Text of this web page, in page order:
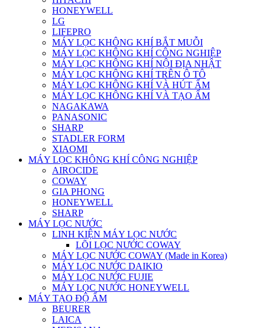
HONEYWELL
LG
LIFEPRO
MÁY LỌC KHÔNG KHÍ BẮT MUỖI
MÁY LỌC KHÔNG KHÍ CÔNG NGHIỆP
MÁY LỌC KHÔNG KHÍ NỘI ĐỊA NHẬT
MÁY LỌC KHÔNG KHÍ TRÊN Ô TÔ
MÁY LỌC KHÔNG KHÍ VÀ HÚT ẨM
MÁY LỌC KHÔNG KHÍ VÀ TẠO ẨM
NAGAKAWA
PANASONIC
SHARP
STADLER FORM
XIAOMI
MÁY LỌC KHÔNG KHÍ CÔNG NGHIỆP
AIROCIDE
COWAY
GIA PHONG
HONEYWELL
SHARP
MÁY LỌC NƯỚC
LINH KIỆN MÁY LỌC NƯỚC
LÕI LỌC NƯỚC COWAY
MÁY LỌC NƯỚC COWAY (Made in Korea)
MÁY LỌC NƯỚC DAIKIO
MÁY LỌC NƯỚC FUJIE
MÁY LỌC NƯỚC HONEYWELL
MÁY TẠO ĐỘ ẨM
BEURER
LAICA